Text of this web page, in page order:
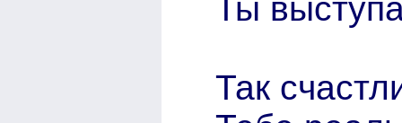
Ты
Так